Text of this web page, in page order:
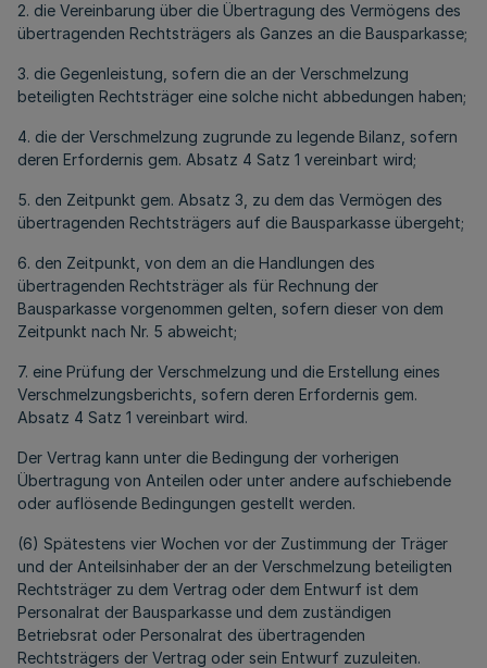
2. die Vereinbarung über die Übertragung des Vermögens des
übertragenden Rechtsträgers als Ganzes an die Bausparkasse;
3. die Gegenleistung, sofern die an der Verschmelzung
beteiligten Rechtsträger eine solche nicht abbedungen haben;
4. die der Verschmelzung zugrunde zu legende Bilanz, sofern
deren Erfordernis gem. Absatz 4 Satz 1 vereinbart wird;
5. den Zeitpunkt gem. Absatz 3, zu dem das Vermögen des
übertragenden Rechtsträgers auf die Bausparkasse übergeht;
6. den Zeitpunkt, von dem an die Handlungen des
übertragenden Rechtsträger als für Rechnung der
Bausparkasse vorgenommen gelten, sofern dieser von dem
Zeitpunkt nach Nr. 5 abweicht;
7. eine Prüfung der Verschmelzung und die Erstellung eines
Verschmelzungsberichts, sofern deren Erfordernis gem.
Absatz 4 Satz 1 vereinbart wird.
Der Vertrag kann unter die Bedingung der vorherigen
Übertragung von Anteilen oder unter andere aufschiebende
oder auflösende Bedingungen gestellt werden.
(6) Spätestens vier Wochen vor der Zustimmung der Träger
und der Anteilsinhaber der an der Verschmelzung beteiligten
Rechtsträger zu dem Vertrag oder dem Entwurf ist dem
Personalrat der Bausparkasse und dem zuständigen
Betriebsrat oder Personalrat des übertragenden
Rechtsträgers der Vertrag oder sein Entwurf zuzuleiten.